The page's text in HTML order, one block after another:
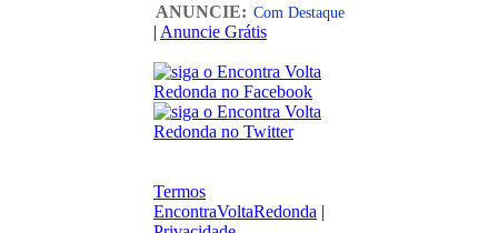
ANUNCIE: Com Destaque
| Anuncie Grátis
Termos
EncontraVoltaRedonda |